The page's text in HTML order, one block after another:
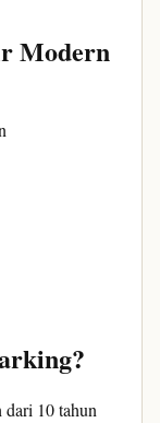
Modern
10 tahun